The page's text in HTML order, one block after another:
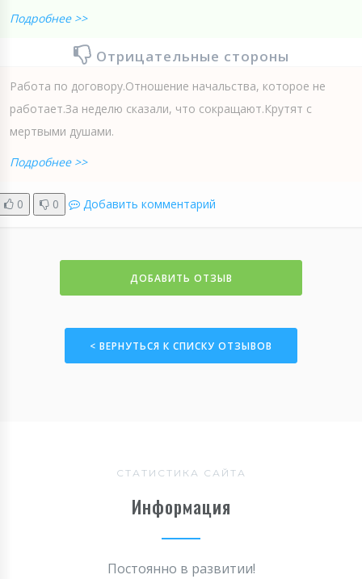
Подробнее >>
Отрицательные стороны
Работа по договору.Отношение начальства, которое не
работает.За неделю сказали, что сокращают.Крутят с
мертвыми душами.
Подробнее >>
0 0 Добавить комментарий
ДОБАВИТЬ ОТЗЫВ
< ВЕРНУТЬСЯ К СПИСКУ ОТЗЫВОВ
СТАТИСТИКА САЙТА
Информация
Постоянно в развитии!